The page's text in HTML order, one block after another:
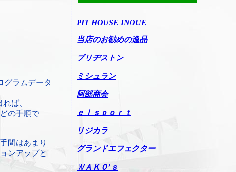
グラムデータ
ば、
の手順で
間はあまり
ンアップと
PIT HOUSE INOUE
当店のお勧めの逸品
ブリヂストン
ミシュラン
阿部商会
ｅｌｓｐｏｒｔ
リジカラ
グランドエフェクター
ＷＡＫＯ’ｓ